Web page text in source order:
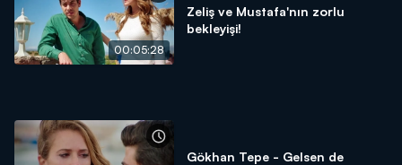
00:05:28
Zeliş ve Mustafa'nın zorlu
bekleyişi!
Gökhan Tepe - Gelsen de